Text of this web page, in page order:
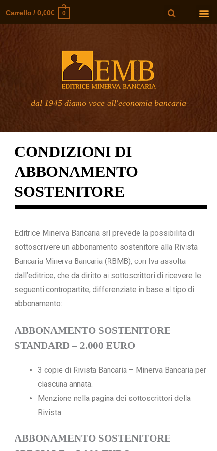
Carrello / 0,00€ 0
dal 1945 diamo voce all'economia bancaria
CONDIZIONI DI
ABBONAMENTO
SOSTENITORE
Editrice Minerva Bancaria srl prevede la possibilita di
sottoscrivere un abbonamento sostenitore alla Rivista
Bancaria Minerva Bancaria (RBMB), con Iva assolta
dall’editrice, che da diritto ai sottoscrittori di ricevere le
seguenti contropartite, differenziate in base al tipo di
abbonamento:
ABBONAMENTO SOSTENITORE
STANDARD – 2.000 EURO
3 copie di Rivista Bancaria – Minerva Bancaria per
ciascuna annata.
Menzione nella pagina dei sottoscrittori della
Rivista.
ABBONAMENTO SOSTENITORE